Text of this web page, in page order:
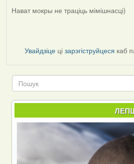
Нават мокры не траціць мімішнасці)
Увайдзіце цізарэгіструйцеся каб